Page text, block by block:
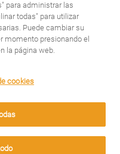
Facebook
Derechos
para administrar las
todas" para utilizar
Puede cambiar su
momento presionando el
la página web.
cookiesyour user